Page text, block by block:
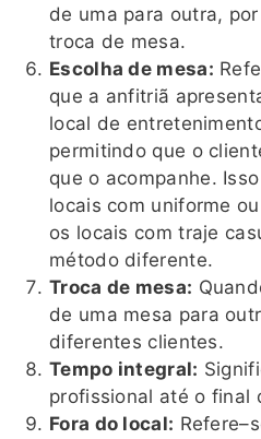
de uma para outra,
troca de mesa.
Escolha de mesa:
que a anfitriã
local de
permitindo que o
que o acompanhe.
locais com uniforme
os locais com traje
método diferente.
Troca de mesa:
de uma mesa para
diferentes clientes.
Tempo integral:
profissional até o final
Fora do local: